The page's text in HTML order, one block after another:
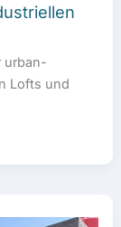
urban-
Lofts und